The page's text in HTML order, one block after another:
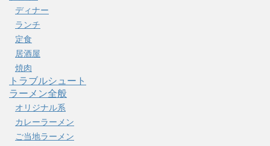
ディナー
ランチ
定食
居酒屋
焼肉
トラブルシュート
ラーメン全般
オリジナル系
カレーラーメン
ご当地ラーメン